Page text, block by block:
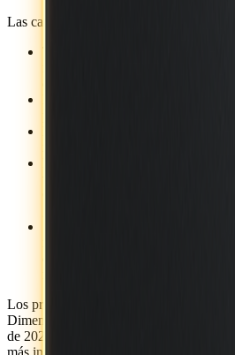
Las características clave del chipset
Tecnología MediaTek Bluetooth
reduce la latencia de los juegos
El módem Sub-6 5G Release 16
Hasta un 33% más rápido en el
más en el ascendente en
Permite pantallas de mil millones
videos reales de 10 bits para
Color Accuracy para mejorar la
generando imágenes más precisas
Sensores de cámara de 108 MP
ruido de fotogramas múltiples
de paso bajo (LPNR) de
Los primeros teléfonos inteligentes
Dimensity 7400 y 7400X estarán
de 2025; Dimensity 6400 está
más información sobre el portafolio